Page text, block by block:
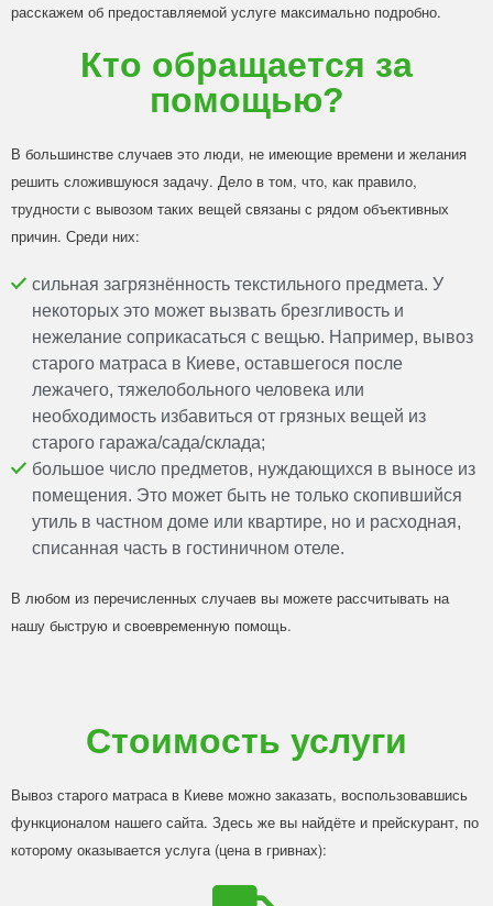
расскажем об предоставляемой услуге максимально подробно.
Кто обращается за
помощью?
В большинстве случаев это люди, не имеющие времени и желания
решить сложившуюся задачу. Дело в том, что, как правило,
трудности с вывозом таких вещей связаны с рядом объективных
причин. Среди них:
сильная загрязнённость текстильного предмета. У
некоторых это может вызвать брезгливость и
нежелание соприкасаться с вещью. Например, вывоз
старого матраса в Киеве, оставшегося после
лежачего, тяжелобольного человека или
необходимость избавиться от грязных вещей из
старого гаража/сада/склада;
большое число предметов, нуждающихся в выносе из
помещения. Это может быть не только скопившийся
утиль в частном доме или квартире, но и расходная,
списанная часть в гостиничном отеле.
В любом из перечисленных случаев вы можете рассчитывать на
нашу быструю и своевременную помощь.
Стоимость услуги
Вывоз старого матраса в Киеве можно заказать, воспользовавшись
функционалом нашего сайта. Здесь же вы найдёте и прейскурант, по
которому оказывается услуга (цена в гривнах):